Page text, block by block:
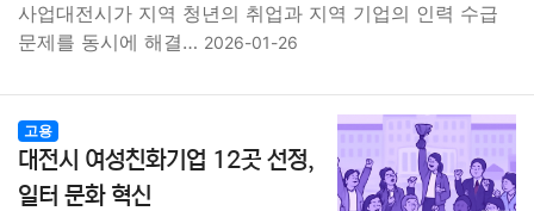
사업대전시가 지역 청년의 취업과 지역 기업의 인력 수급
문제를 동시에 해결… 2026-01-26
고용
대전시 여성친화기업 12곳 선정,
일터 문화 혁신